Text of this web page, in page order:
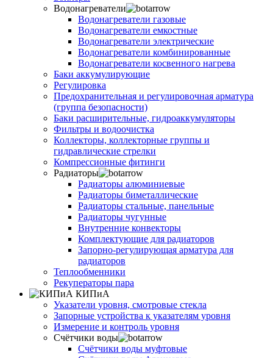
Водонагреватели
Водонагреватели газовые
Водонагреватели емкостные
Водонагреватели электрические
Водонагреватели комбинированные
Водонагреватели косвенного нагрева
Баки аккумулирующие
Регулировка
Предохранительная и регулировочная арматура
(группа безопасности)
Баки расширительные, гидроаккумуляторы
Фильтры и водоочистка
Коллекторы, коллекторные группы и
гидравлические стрелки
Компрессионные фитинги
Радиаторы
Радиаторы алюминиевые
Радиаторы биметаллические
Радиаторы стальные, панельные
Радиаторы чугунные
Внутренние конвекторы
Комплектующие для радиаторов
Запорно-регулирующая арматура для
радиаторов
Теплообменники
Рекуператоры пара
КИПиА
Указатели уровня, смотровые стекла
Запорные устройства к указателям уровня
Измерение и контроль уровня
Счётчики воды
Счётчики воды муфтовые